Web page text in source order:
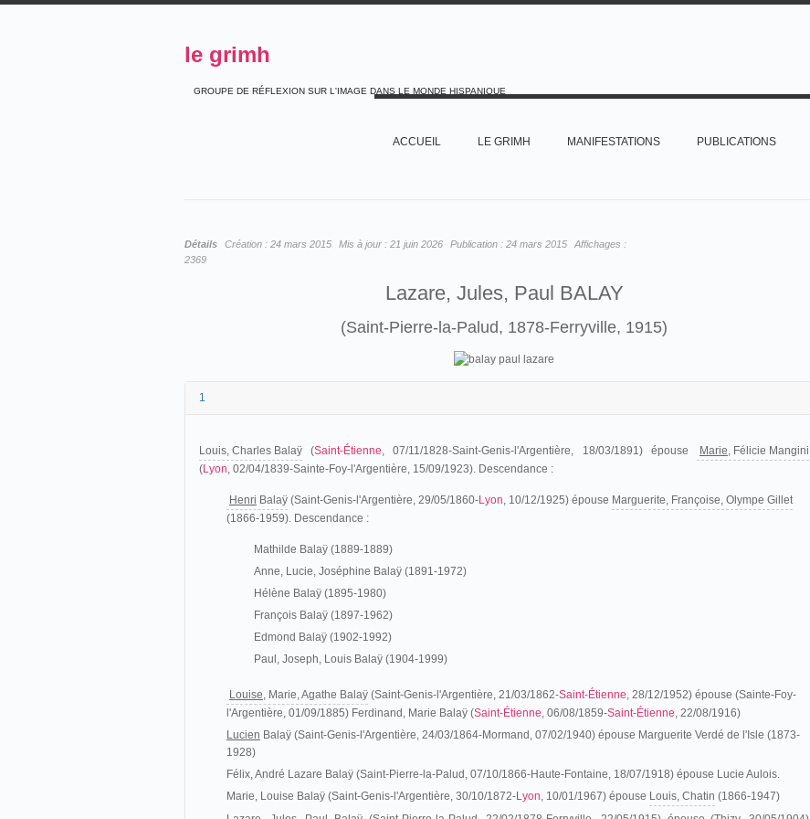
le grimh
GROUPE DE RÉFLEXION SUR L'IMAGE DANS LE MONDE HISPANIQUE
ACCUEIL LE GRIMH MANIFESTATIONS PUBLICATIONS
Détails Création : 24 mars 2015 Mis à jour : 21 juin 2026 Publication : 24 mars 2015
Affichages :
2369
Lazare, Jules, Paul BALAY
(Saint-Pierre-la-Palud, 1878-Ferryville, 1915)
1
Louis, Charles Balaÿ (Saint-Étienne, 07/11/1828-Saint-Genis-l'Argentière, 18/03/1891) épouse Marie, Félicie Mangini
(Lyon, 02/04/1839-Sainte-Foy-l'Argentière, 15/09/1923). Descendance :
Henri Balaÿ (Saint-Genis-l'Argentière, 29/05/1860-Lyon, 10/12/1925) épouse Marguerite, Françoise, Olympe Gillet
(1866-1959). Descendance :
Mathilde Balaÿ (1889-1889)
Anne, Lucie, Joséphine Balaÿ (1891-1972)
Hélène Balaÿ (1895-1980)
François Balaÿ (1897-1962)
Edmond Balaÿ (1902-1992)
Paul, Joseph, Louis Balaÿ (1904-1999)
Louise, Marie, Agathe Balaÿ (Saint-Genis-l'Argentière, 21/03/1862-Saint-Étienne, 28/12/1952) épouse (Sainte-Foy-
l'Argentière, 01/09/1885) Ferdinand, Marie Balaÿ (Saint-Étienne, 06/08/1859-Saint-Étienne, 22/08/1916)
Lucien Balaÿ (Saint-Genis-l'Argentière, 24/03/1864-Mormand, 07/02/1940) épouse Marguerite Verdé de l'Isle (1873-
1928)
Félix, André Lazare Balaÿ (Saint-Pierre-la-Palud, 07/10/1866-Haute-Fontaine, 18/07/1918) épouse Lucie Aulois.
Marie, Louise Balaÿ (Saint-Genis-l'Argentière, 30/10/1872-Lyon, 10/01/1967) épouse Louis, Chatin (1866-1947)